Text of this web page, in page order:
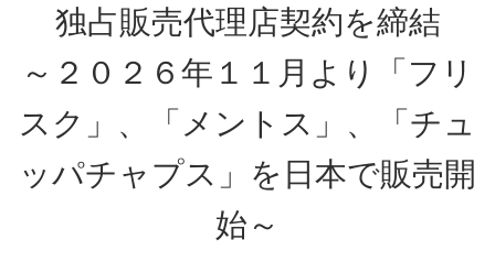
独占販売代理店契約を締結
～２０２６年１１月より「フリ
スク」、「メントス」、「チュ
ッパチャプス」を日本で販売開
始～